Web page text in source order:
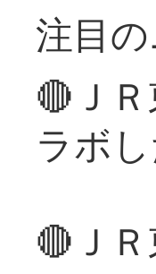
注目
🔴Ｊ
ラボ
🔴Ｊ